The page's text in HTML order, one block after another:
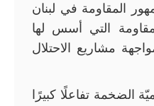
المقاومة في لبنان
التي أسس لها
مشاريع الاحتلال
الضخمة تفاعلًا كبيرًا